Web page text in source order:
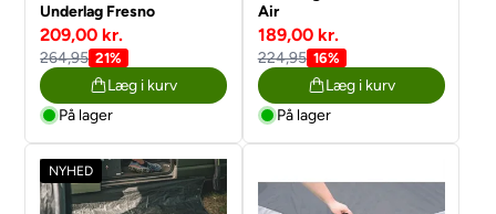
Underlag Fresno
209,00 kr.
264,95 21%
Læg i kurv
På lager
Air
189,00 kr.
224,95 16%
Læg i kurv
På lager
NYHED